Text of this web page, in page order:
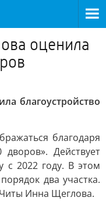
оценила
благоустройство
благодаря
Действует
с 2022 году. В этом
два участка.
Инна Щеглова.